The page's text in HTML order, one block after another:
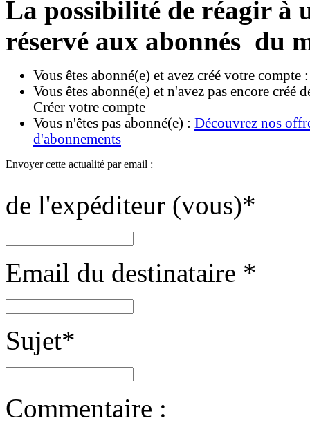
La possibilité de réagir à
réservé aux abonnés du
Vous êtes abonné(e) et avez créé votre compte
Vous êtes abonné(e) et n'avez pas encore créé
Créer votre compte
Vous n'êtes pas abonné(e) : Découvrez nos
d'abonnements
Envoyer cette actualité par email :
de l'expéditeur (vous)*
Email du destinataire *
Sujet*
Commentaire :